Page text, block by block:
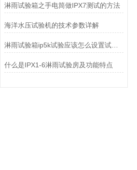
淋雨试验箱之手电筒做IPX7测试的方法
海洋水压试验机的技术参数详解
淋雨试验箱ip5k试验应该怎么设置试验箱
什么是IPX1-6淋雨试验房及功能特点